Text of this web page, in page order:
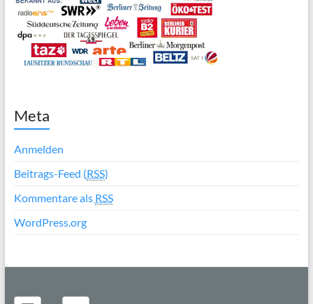
Meta
Anmelden
Beitrags-Feed (RSS)
Kommentare als RSS
WordPress.org